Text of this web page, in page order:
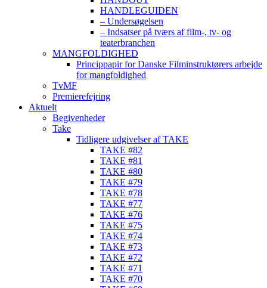
HANDLEGUIDEN
– Undersøgelsen
– Indsatser på tværs af film-, tv- og
teaterbranchen
MANGFOLDIGHED
Princippapir for Danske Filminstruktørers arbejde
for mangfoldighed
TvMF
Premierefejring
Aktuelt
Begivenheder
Take
Tidligere udgivelser af TAKE
TAKE #82
TAKE #81
TAKE #80
TAKE #79
TAKE #78
TAKE #77
TAKE #76
TAKE #75
TAKE #74
TAKE #73
TAKE #72
TAKE #71
TAKE #70